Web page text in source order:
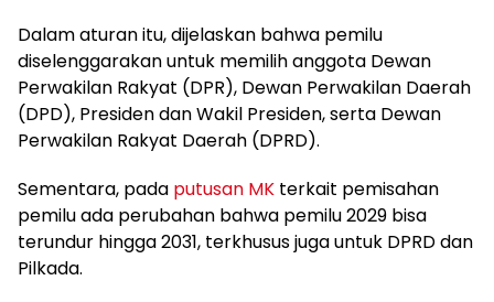
Dalam aturan itu, dijelaskan bahwa pemilu
diselenggarakan untuk memilih anggota Dewan
Perwakilan Rakyat (DPR), Dewan Perwakilan Daerah
(DPD), Presiden dan Wakil Presiden, serta Dewan
Perwakilan Rakyat Daerah (DPRD).
Sementara, pada putusan MK terkait pemisahan
pemilu ada perubahan bahwa pemilu 2029 bisa
terundur hingga 2031, terkhusus juga untuk DPRD dan
Pilkada.